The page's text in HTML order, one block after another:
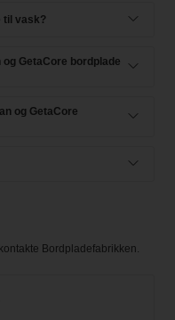
til vask?
GetaCore bordplade
og GetaCore
Bordpladefabrikken.